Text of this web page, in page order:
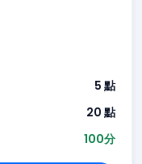
5 點
20 點
100分